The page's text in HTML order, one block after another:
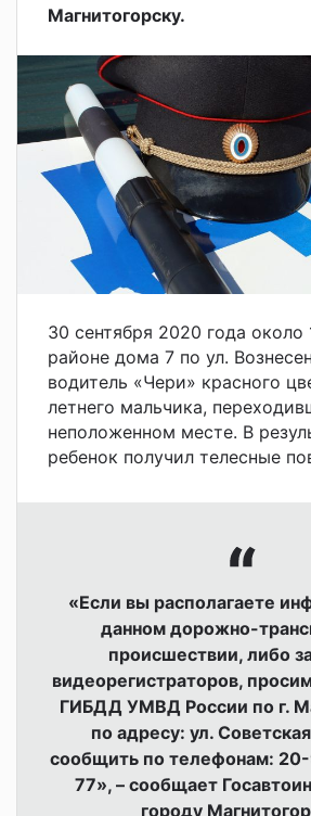
Магнитогорску.
30 сентября 2020 года около
районе дома 7 по ул.
водитель «Чери» красного
летнего мальчика,
неположенном месте. В
ребенок получил телесные
«Если вы располагаете
данном дорожно-
происшествии, либо
видеорегистраторов,
ГИБДД УМВД России по г.
по адресу: ул.
сообщить по телефонам:
77», – сообщает
городу